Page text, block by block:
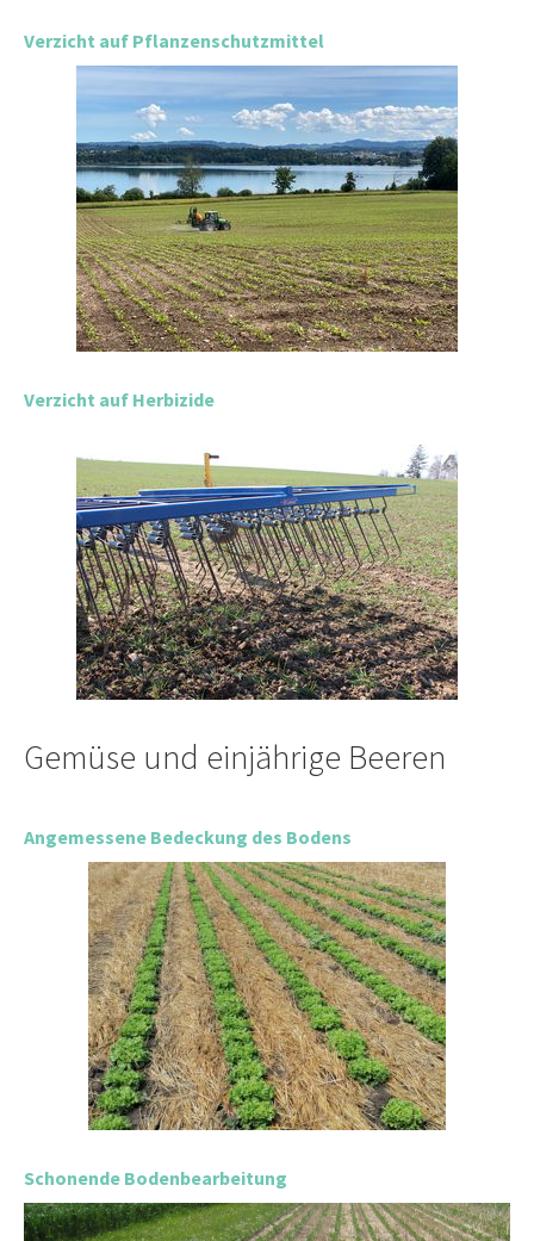
Verzicht auf Pflanzenschutzmittel
Verzicht auf Herbizide
Gemüse und einjährige Beeren
Angemessene Bedeckung des Bodens
Schonende Bodenbearbeitung